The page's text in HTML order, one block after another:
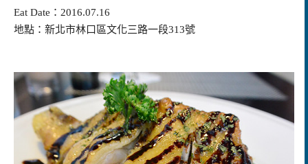
Eat Date：2016.07.16
地點：新北市林口區文化三路一段313號